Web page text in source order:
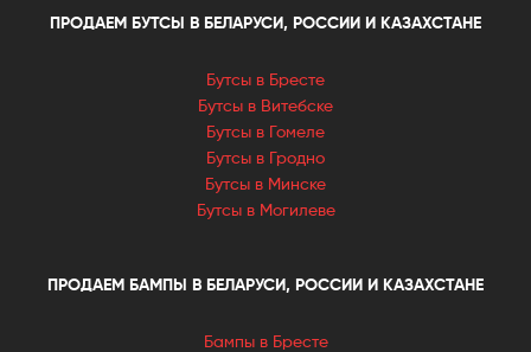
ПРОДАЕМ БУТСЫ В БЕЛАРУСИ, РОССИИ И КАЗАХСТАНЕ
Бутсы в Бресте
Бутсы в Витебске
Бутсы в Гомеле
Бутсы в Гродно
Бутсы в Минске
Бутсы в Могилеве
ПРОДАЕМ БАМПЫ В БЕЛАРУСИ, РОССИИ И КАЗАХСТАНЕ
Бампы в Бресте